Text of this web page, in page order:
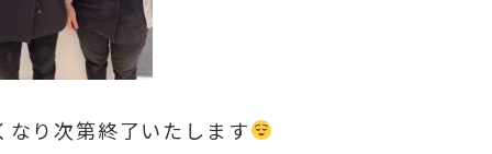
なり次第終了いたします